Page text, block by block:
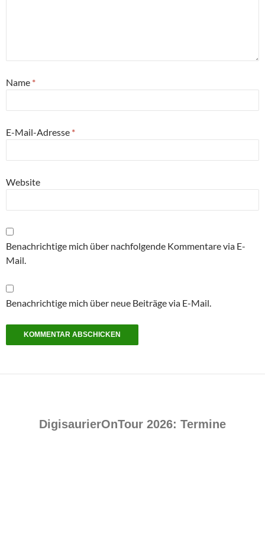
Name *
E-Mail-Adresse *
Website
Benachrichtige mich über nachfolgende Kommentare via E-
Mail.
Benachrichtige mich über neue Beiträge via E-Mail.
DigisaurierOnTour 2026: Termine